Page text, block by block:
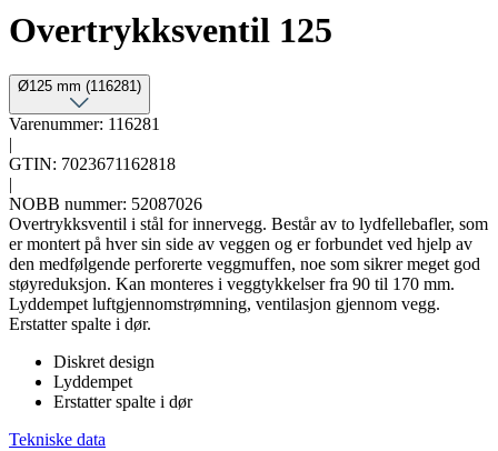
Overtrykksventil 125
Ø125 mm (116281)
Varenummer: 116281
|
GTIN: 7023671162818
|
NOBB nummer: 52087026
Overtrykksventil i stål for innervegg. Består av to lydfellebafler, som
er montert på hver sin side av veggen og er forbundet ved hjelp av
den medfølgende perforerte veggmuffen, noe som sikrer meget god
støyreduksjon. Kan monteres i veggtykkelser fra 90 til 170 mm.
Lyddempet luftgjennomstrømning, ventilasjon gjennom vegg.
Erstatter spalte i dør.
Diskret design
Lyddempet
Erstatter spalte i dør
Tekniske data